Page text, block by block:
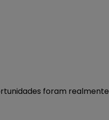
foram realmente